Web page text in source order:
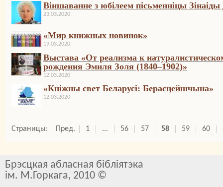
Віншаванне з юбілеем пісьменніцы
23.03.2020
«Мир книжных новинок»
19.03.2020
Выстава «От реализма к
рождения Эмиля Золя (1840–1902)»
12.03.2020
«Кніжны свет Беларусі: Берасцейшчына»
12.03.2020
Страницы: Пред. 1 ... 56 57 58 59 60
Брэсцкая абласная бібліятэка
ім. М.Горкага, 2010 ©